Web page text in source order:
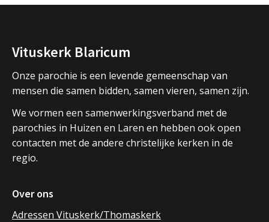
Vituskerk Blaricum
Onze parochie is een levende gemeenschap van
mensen die samen bidden, samen vieren, samen zijn.
We vormen een samenwerkingsverband met de
parochies in Huizen en Laren en hebben ook open
contacten met de andere christelijke kerken in de
regio.
Over ons
Adressen Vituskerk/Thomaskerk